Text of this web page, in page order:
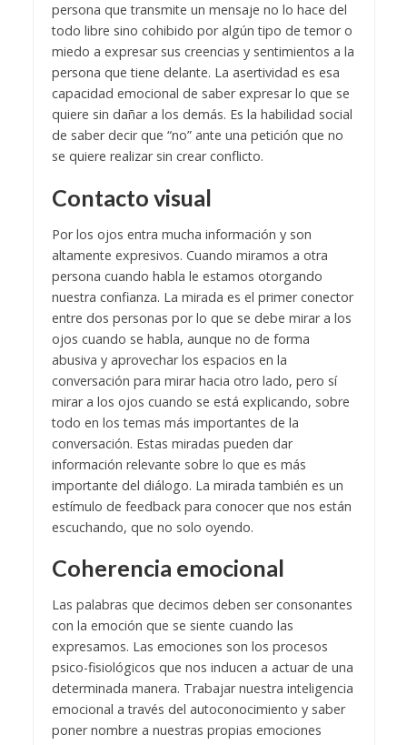
persona que transmite un mensaje no lo hace del
todo libre sino cohibido por algún tipo de temor o
miedo a expresar sus creencias y sentimientos a la
persona que tiene delante. La asertividad es esa
capacidad emocional de saber expresar lo que se
quiere sin dañar a los demás. Es la habilidad social
de saber decir que “no” ante una petición que no
se quiere realizar sin crear conflicto.
Contacto visual
Por los ojos entra mucha información y son
altamente expresivos. Cuando miramos a otra
persona cuando habla le estamos otorgando
nuestra confianza. La mirada es el primer conector
entre dos personas por lo que se debe mirar a los
ojos cuando se habla, aunque no de forma
abusiva y aprovechar los espacios en la
conversación para mirar hacia otro lado, pero sí
mirar a los ojos cuando se está explicando, sobre
todo en los temas más importantes de la
conversación. Estas miradas pueden dar
información relevante sobre lo que es más
importante del diálogo. La mirada también es un
estímulo de feedback para conocer que nos están
escuchando, que no solo oyendo.
Coherencia emocional
Las palabras que decimos deben ser consonantes
con la emoción que se siente cuando las
expresamos. Las emociones son los procesos
psico-fisiológicos que nos inducen a actuar de una
determinada manera. Trabajar nuestra inteligencia
emocional a través del autoconocimiento y saber
poner nombre a nuestras propias emociones